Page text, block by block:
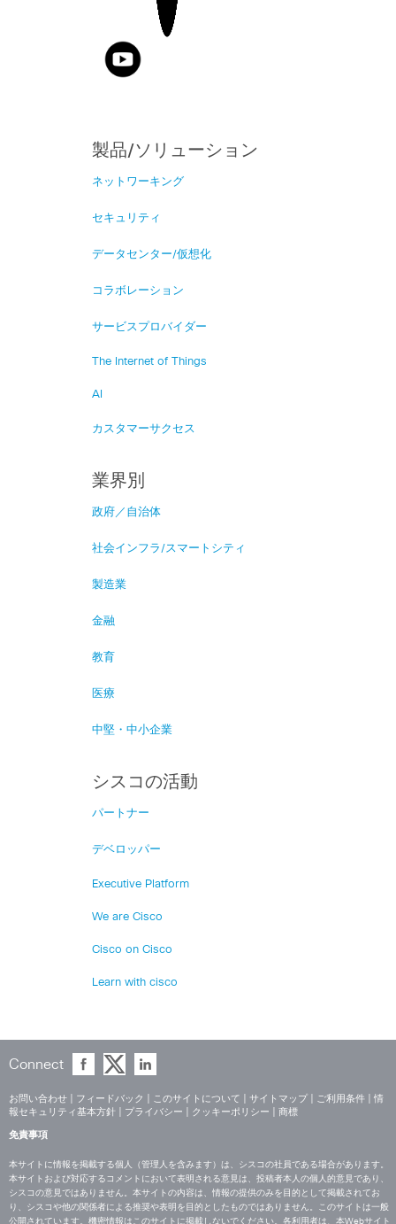
製品/ソリューション
ネットワーキング
セキュリティ
データセンター/仮想化
コラボレーション
サービスプロバイダー
The Internet of Things
AI
カスタマーサクセス
業界別
政府／自治体
社会インフラ/スマートシティ
製造業
金融
教育
医療
中堅・中小企業
シスコの活動
パートナー
デベロッパー
Executive Platform
We are Cisco
Cisco on Cisco
Learn with cisco
Connect
お問い合わせ フィードバック このサイトについて サイトマップ ご利用条件
情
報セキュリティ基本方針
プライバシー クッキーポリシー 商標
免責事項
本サイトに情報を掲載する個人（管理人を含みます）は、シスコの社員である場合があります。
本サイトおよび対応するコメントにおいて表明される意見は、投稿者本人の個人的意見であり、
シスコの意見ではありません。本サイトの内容は、情報の提供のみを目的として掲載されてお
り、シスコや他の関係者による推奨や表明を目的としたものではありません。このサイトは一般
公開されています。機密情報はこのサイトに掲載しないでください。各利用者は、本Webサイト